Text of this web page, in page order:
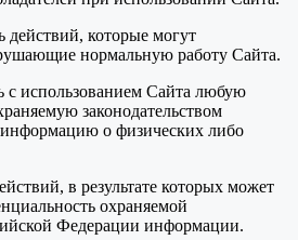
которые могут
нормальную работу Сайта.
с использованием Сайта любую
законодательством
о физических либо
в результате которых может
охраняемой
Федерации информации.